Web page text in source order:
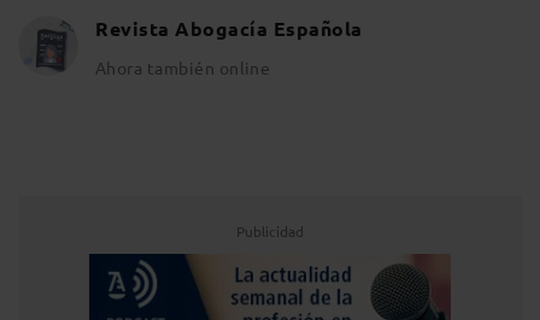
Revista Abogacía Española
Ahora también online
Publicidad